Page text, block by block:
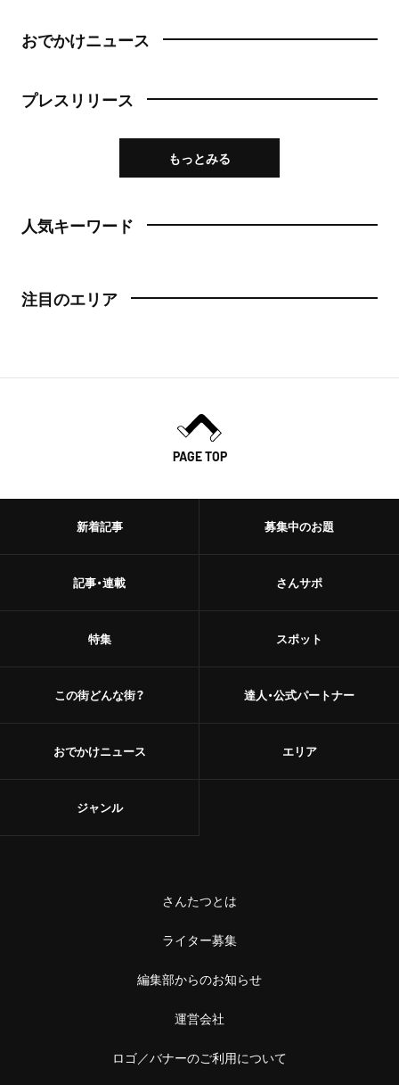
おでかけニュース
プレスリリース
もっとみる
人気キーワード
注目のエリア
PAGE TOP
新着記事
記事・連載
特集
この街どんな街？
おでかけニュース
募集中のお題
さんサポ
スポット
達人・公式パートナー
エリア
ジャンル
さんたつとは
ライター募集
編集部からのお知らせ
運営会社
ロゴ／バナーのご利用について